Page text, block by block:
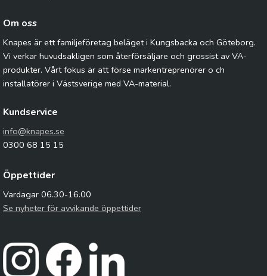
Om oss
Knapes är ett familjeföretag beläget i Kungsbacka och Göteborg.
Vi verkar huvudsakligen som återförsäljare och grossist av VA-
produkter. Vårt fokus är att förse markentreprenörer o ch
installatörer i Västsverige med VA-material.
Kundservice
info@knapes.se
0300 68 15 15
Öppettider
Vardagar 06.30-16.00
Se nyheter för avvikande öppettider